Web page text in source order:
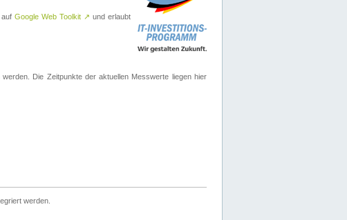
Google Web Toolkit ↗ und erlaubt
Die Zeitpunkte der aktuellen Messwerte liegen hier
werden.